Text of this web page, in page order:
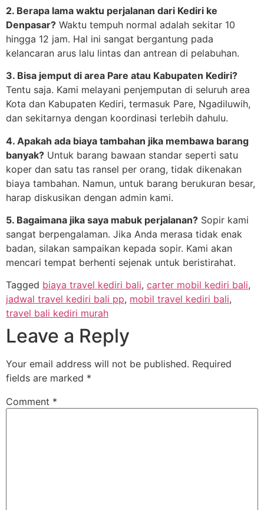
2. Berapa lama waktu perjalanan dari Kediri ke
Denpasar? Waktu tempuh normal adalah sekitar 10
hingga 12 jam. Hal ini sangat bergantung pada
kelancaran arus lalu lintas dan antrean di pelabuhan.
3. Bisa jemput di area Pare atau Kabupaten Kediri?
Tentu saja. Kami melayani penjemputan di seluruh area
Kota dan Kabupaten Kediri, termasuk Pare, Ngadiluwih,
dan sekitarnya dengan koordinasi terlebih dahulu.
4. Apakah ada biaya tambahan jika membawa barang
banyak? Untuk barang bawaan standar seperti satu
koper dan satu tas ransel per orang, tidak dikenakan
biaya tambahan. Namun, untuk barang berukuran besar,
harap diskusikan dengan admin kami.
5. Bagaimana jika saya mabuk perjalanan? Sopir kami
sangat berpengalaman. Jika Anda merasa tidak enak
badan, silakan sampaikan kepada sopir. Kami akan
mencari tempat berhenti sejenak untuk beristirahat.
Tagged biaya travel kediri bali, carter mobil kediri bali,
jadwal travel kediri bali pp, mobil travel kediri bali,
travel bali kediri murah
Leave a Reply
Your email address will not be published. Required
fields are marked *
Comment *